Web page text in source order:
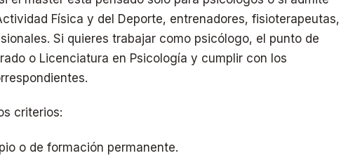
Física y del Deporte, entrenadores, fisioterapeutas,
Si quieres trabajar como psicólogo, el punto de
o Licenciatura en Psicología y cumplir con los
criterios:
o de formación permanente.